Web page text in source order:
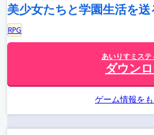
美少女たちと学園生活を
RPG
あいりすミステ
ダウン
ゲーム情報を